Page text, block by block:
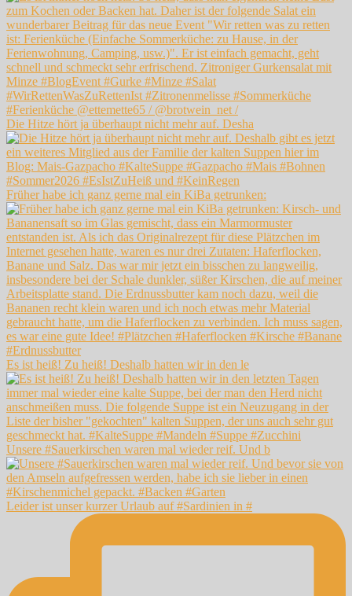
Die Hitze hört ja überhaupt nicht mehr auf. Desha
Früher habe ich ganz gerne mal ein KiBa getrunken:
Es ist heiß! Zu heiß! Deshalb hatten wir in den le
Unsere #Sauerkirschen waren mal wieder reif. Und b
Leider ist unser kurzer Urlaub auf #Sardinien in #